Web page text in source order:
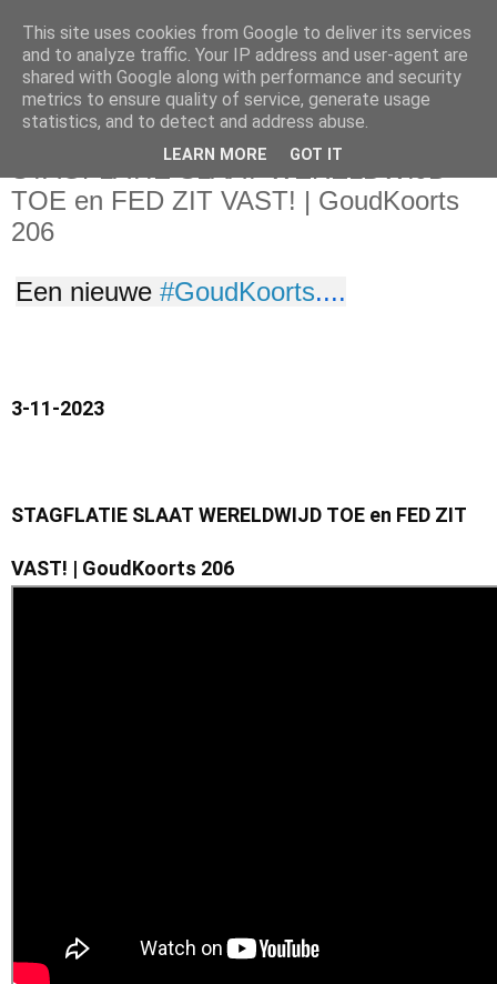
vrijdag 3 november 2023
STAGFLATIE SLAAT WERELDWIJD
TOE en FED ZIT VAST! | GoudKoorts
206
Een nieuwe #GoudKoorts....
3-11-2023
STAGFLATIE SLAAT WERELDWIJD TOE en FED ZIT
VAST! | GoudKoorts 206
This site uses cookies from Google to deliver its services
and to analyze traffic. Your IP address and user-agent are
shared with Google along with performance and security
metrics to ensure quality of service, generate usage
statistics, and to detect and address abuse.
LEARN MORE GOT IT